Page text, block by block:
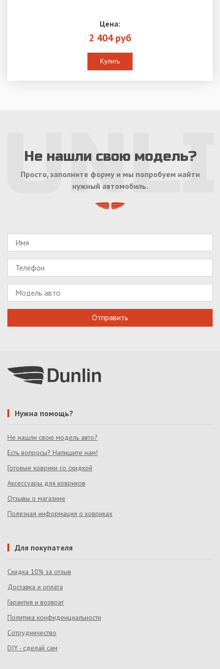
Цена:
2 404 руб
Купить
Не нашли свою модель?
Просто, заполните форму и мы попробуем найти
нужный автомобиль.
Нужна помощь?
Не нашли свою модель авто?
Есть вопросы? Напишите нам!
Готовые коврики со скидкой
Аксессуары для ковриков
Отзывы о магазине
Полезная информация о ковриках
Для покупателя
Скидка 10% за отзыв
Доставка и оплата
Гарантия и возврат
Политика конфиденциальности
Сотрудничество
DIY - сделай сам